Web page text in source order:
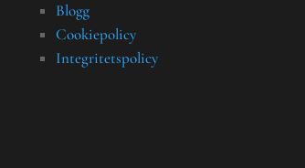
Blogg
Cookiepolicy
Integritetspolicy